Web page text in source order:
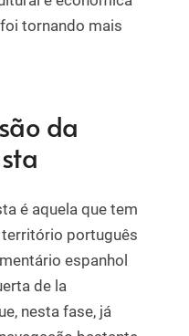
tornando mais
da
é aquela que tem
português
espanhol
de la
nesta fase, já